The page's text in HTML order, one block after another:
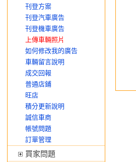
刊登方案
刊登汽車廣告
刊登機車廣告
上傳車輛照片
如何修改我的廣告
車輛留言說明
成交回報
普通店鋪
旺店
積分更新說明
誠信車商
帳號問題
訂單管理
買家問題